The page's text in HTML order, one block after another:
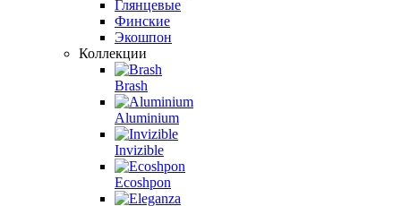
Глянцевые
Финские
Экошпон
Коллекции
Brash
Aluminium
Invizible
Ecoshpon